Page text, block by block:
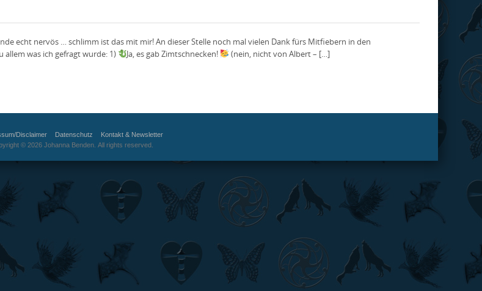
echt nervös … schlimm ist das mit mir! An dieser Stelle noch mal vielen Dank fürs Mitfiebern in den
allem was ich gefragt wurde: 1) Ja, es gab Zimtschnecken! (nein, nicht von Albert – […]
Disclaimer Datenschutz
Kontakt & Newsletter
© 2026 Johanna Benden. All rights reserved.